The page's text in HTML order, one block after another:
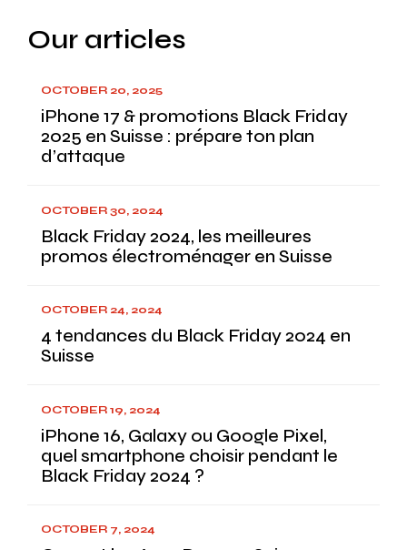
Our articles
OCTOBER 20, 2025
iPhone 17 & promotions Black Friday
2025 en Suisse : prépare ton plan
d’attaque
OCTOBER 30, 2024
Black Friday 2024, les meilleures
promos électroménager en Suisse
OCTOBER 24, 2024
4 tendances du Black Friday 2024 en
Suisse
OCTOBER 19, 2024
iPhone 16, Galaxy ou Google Pixel,
quel smartphone choisir pendant le
Black Friday 2024 ?
OCTOBER 7, 2024